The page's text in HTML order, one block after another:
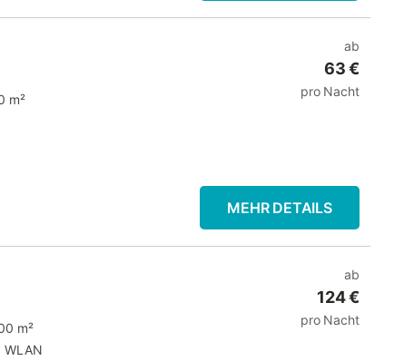
m²
ab
63 €
pro Nacht
MEHR DETAILS
m²
WLAN
ab
124 €
pro Nacht